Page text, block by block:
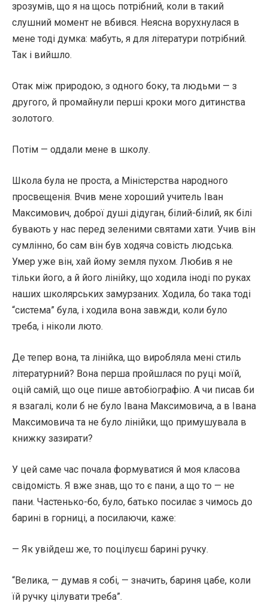
зрозумів, що я на щось потрібний, коли в такий
слушний момент не вбився. Неясна ворухнулася в
мене тоді думка: мабуть, я для літератури потрібний.
Так і вийшло.
Отак між природою, з одного боку, та людьми — з
другого, й промайнули перші кроки мого дитинства
золотого.
Потім — оддали мене в школу.
Школа була не проста, а Міністерства народного
просвещенія. Вчив мене хороший учитель Іван
Максимович, доброї душі дідуган, білий-білий, як білі
бувають у нас перед зеленими святами хати. Учив він
сумлінно, бо сам він був ходяча совість людська.
Умер уже він, хай йому земля пухом. Любив я не
тільки його, а й його лінійку, що ходила іноді по руках
наших школярських замурзаних. Ходила, бо така тоді
“система” була, і ходила вона завжди, коли було
треба, і ніколи люто.
Де тепер вона, та лінійка, що виробляла мені стиль
літературний? Вона перша пройшлася по руці моїй,
оцій самій, що оце пише автобіографію. А чи писав би
я взагалі, коли б не було Івана Максимовича, а в Івана
Максимовича та не було лінійки, що примушувала в
книжку зазирати?
У цей саме час почала формуватися й моя класова
свідомість. Я вже знав, що то є пани, а що то — не
пани. Частенько-бо, було, батько посилає з чимось до
барині в горниці, а посилаючи, каже:
— Як увійдеш же, то поцілуєш барині ручку.
“Велика, — думав я собі, — значить, бариня цабе, коли
їй ручку цілувати треба”.